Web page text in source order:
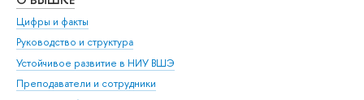
Цифры и факты
Руководство и структура
Устойчивое развитие в НИУ ВШЭ
Преподаватели и сотрудники